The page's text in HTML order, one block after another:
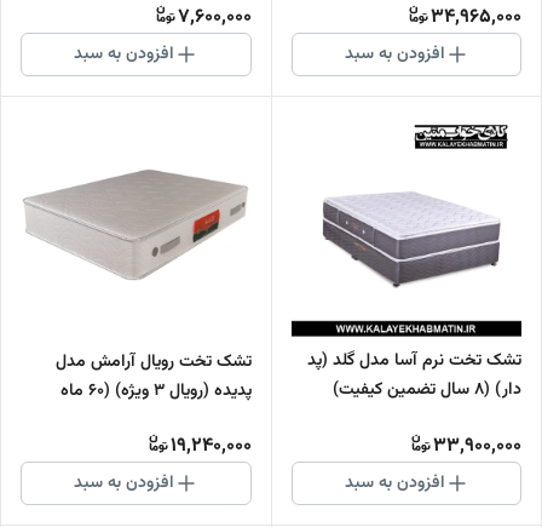
34,965,000
افزودن به سبد
7,600,000
افزودن به سبد
تشک تخت نرم آسا مدل گلد (پد
دار) (8 سال تضمین کیفیت)
33,900,000
افزودن به سبد
تشک تخت رویال آرامش مدل
پدیده (رویال 3 ویژه) (60 ماه
19,240,000
افزودن به سبد